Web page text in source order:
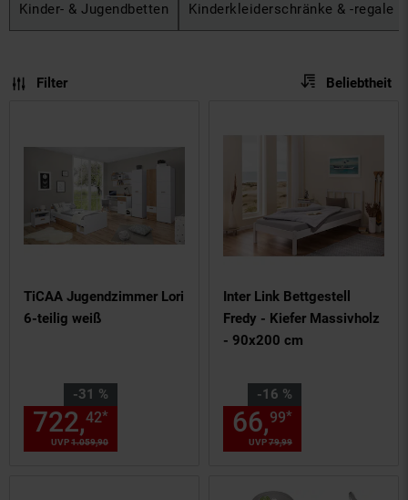
Kinder- & Jugendbetten Kinderkleiderschränke & -regale
Filter Sortierung:
Beliebtheit
TiCAA Jugendzimmer Lori
6-teilig weiß
-31 %
Sie Sparen 31 Prozent,
UVP1.059,90
722,42* Aktueller Preis: 722,
Inter Link Bettgestell
Fredy - Kiefer Massivholz
- 90x200 cm
-16 %
Sie Sparen 16 Prozent,
UVP79,99
66,99*